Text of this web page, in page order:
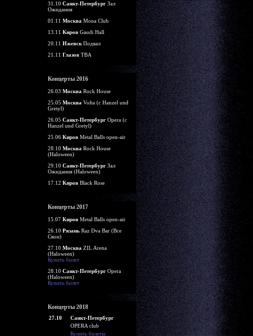
31.10 Санкт-Петербург Зал
Ожидания
01.11 Москва Mona Club
13.11 Киров Gaudi Hall
20.11 Ижевск Подвал
21.11 Глазов TBA
Концерты 2016
26.03 Москва Rock House
25.05 Москва Volta (c Hanzel und
Gretyl)
26.05 Санкт-Петербург Opera (c
Hanzel und Gretyl)
25.06 Киров Metal Balls open-air
28.10 Москва Rock House
(Haloween)
29.10 Санкт-Петербург Зал
Ожидания (Haloween)
17.12 Киров Black Rose
Концерты 2017
15.07 Киров Metal Balls open-air
26.10 Рязань Raz Dva Bar (Все
Свои)
27.10 Москва ZIL Arena
(Haloween)
Купить билет
28.10 Санкт-Петербург Opera
(Haloween)
Купить билет
Концерты 2018
27.10
Санкт-Петербург
OPERA club
Купить билеты